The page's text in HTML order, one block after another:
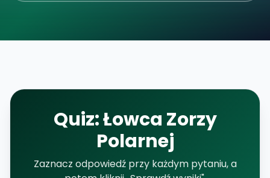
Quiz: Łowca Zorzy
Polarnej
Zaznacz odpowiedź przy każdym pytaniu, a